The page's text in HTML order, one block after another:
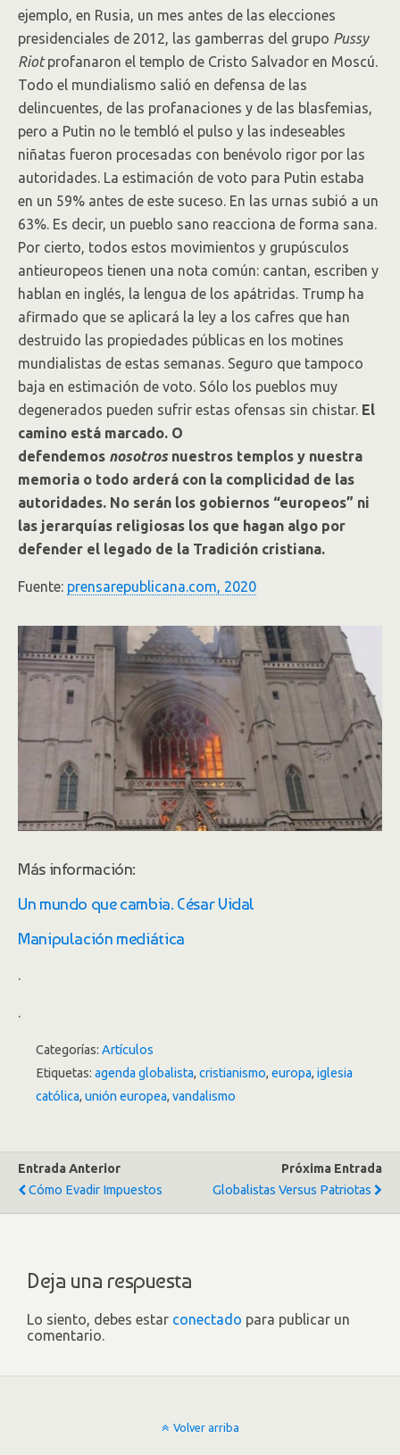
ejemplo, en Rusia, un mes antes de las elecciones
presidenciales de 2012, las gamberras del grupo Pussy
Riotprofanaron el templo de Cristo Salvador en Moscú.
Todo el mundialismo salió en defensa de las
delincuentes, de las profanaciones y de las blasfemias,
pero a Putin no le tembló el pulso y las indeseables
niñatas fueron procesadas con benévolo rigor por las
autoridades. La estimación de voto para Putin estaba
en un 59% antes de este suceso. En las urnas subió a un
63%. Es decir, un pueblo sano reacciona de forma sana.
Por cierto, todos estos movimientos y grupúsculos
antieuropeos tienen una nota común: cantan, escriben y
hablan en inglés, la lengua de los apátridas. Trump ha
afirmado que se aplicará la ley a los cafres que han
destruido las propiedades públicas en los motines
mundialistas de estas semanas. Seguro que tampoco
baja en estimación de voto. Sólo los pueblos muy
degenerados pueden sufrir estas ofensas sin chistar. El
camino está marcado. O
defendemos nosotros nuestros templos y nuestra
memoria o todo arderá con la complicidad de las
autoridades. No serán los gobiernos “europeos” ni
las jerarquías religiosas los que hagan algo por
defender el legado de la Tradición cristiana.
Fuente: prensarepublicana.com, 2020
Más información:
Un mundo que cambia. César Vidal
Manipulación mediática
.
.
Categorías: Artículos
Etiquetas: agenda globalista, cristianismo, europa, iglesia
católica, unión europea, vandalismo
Entrada Anterior
Cómo Evadir Impuestos
Próxima Entrada
Globalistas Versus Patriotas
Deja una respuesta
Lo siento, debes estar conectado para publicar un
comentario.
Volver arriba